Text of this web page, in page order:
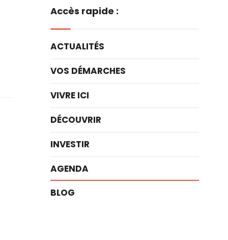
Accès rapide :
ACTUALITÉS
VOS DÉMARCHES
VIVRE ICI
DÉCOUVRIR
INVESTIR
AGENDA
BLOG